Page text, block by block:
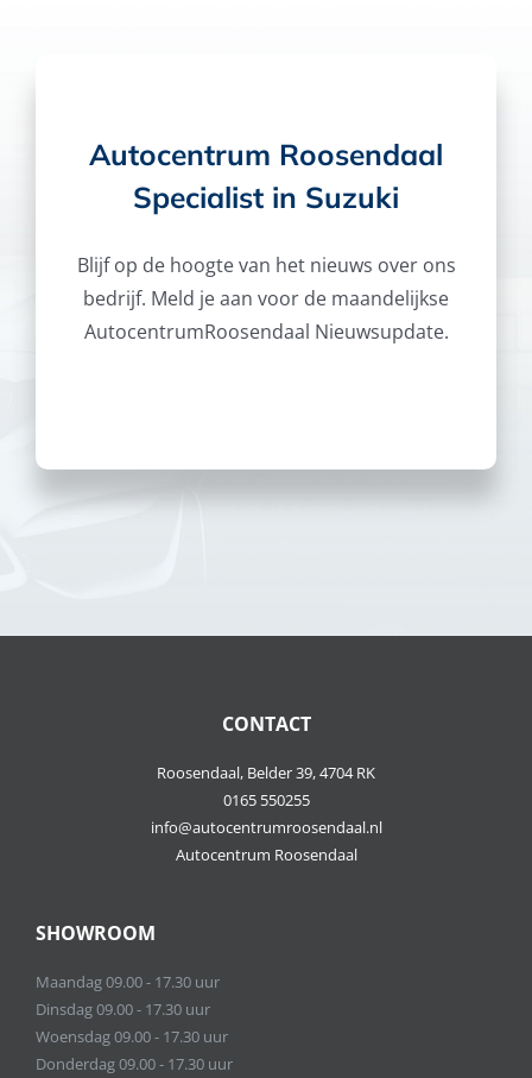
Autocentrum Roosendaal
Specialist in Suzuki
Blijf op de hoogte van het nieuws over ons
bedrijf. Meld je aan voor de maandelijkse
AutocentrumRoosendaal Nieuwsupdate.
CONTACT
Roosendaal, Belder 39, 4704 RK
0165 550255
info@autocentrumroosendaal.nl
Autocentrum Roosendaal
SHOWROOM
Maandag 09.00 - 17.30 uur
Dinsdag 09.00 - 17.30 uur
Woensdag 09.00 - 17.30 uur
Donderdag 09.00 - 17.30 uur